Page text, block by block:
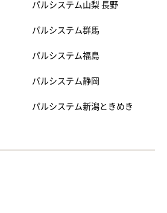
パルシステム山梨 長野
パルシステム群馬
パルシステム福島
パルシステム静岡
パルシステム新潟ときめき